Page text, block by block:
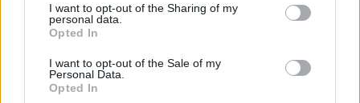
I want to opt-out of the Sharing of my
personal data.
Opted In
I want to opt-out of the Sale of my
Personal Data.
Opted In
Komentaras